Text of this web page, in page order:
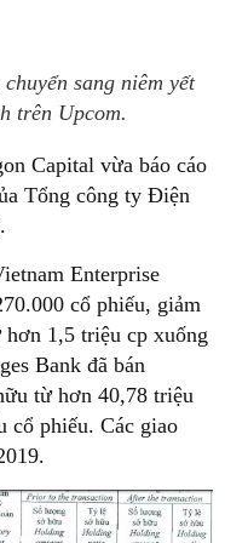
sang niêm yết
trên Upcom.
Capital vừa báo cáo
Tổng công ty Điện
Enterprise
cổ phiếu, giảm
1,5 triệu cp xuống
Bank đã bán
từ hơn 40,78 triệu
cổ phiếu. Các giao